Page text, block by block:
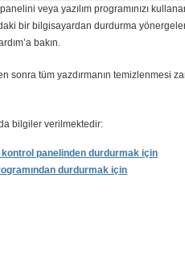
veya yazılım programınızı
bir bilgisayardan durdurma
bakın.
sonra tüm yazdırmanın temizlenmesi
bilgiler verilmektedir:
kontrol panelinden durdurmak için
durdurmak için